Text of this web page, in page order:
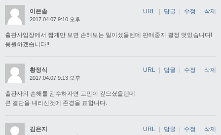
이은솔
2017.04.07 9:10 오후
출판사입장에서 짧게만 보면 손해보는 일이셨을텐데 판매중지 결정 멋있습니다!
응원하겠습니다!!
URL | 답글 | 수정 | 삭제
황정식
2017.04.07 9:13 오후
출판사의 손해를 감수하자면 고민이 깊으셨을텐데
큰 결단을 내리신것에 존경을 표합니다.
URL 답글 수정 삭제
김은지 URL 답글 수정 삭제